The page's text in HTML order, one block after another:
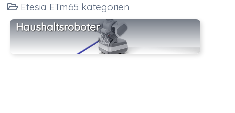
Etesia ETm65 kategorien
Haushaltsroboter